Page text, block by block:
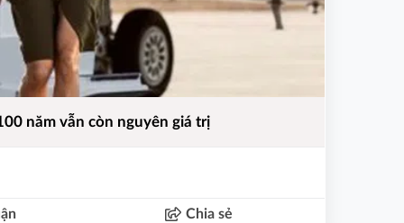
năm vẫn còn nguyên giá trị
Chia sẻ